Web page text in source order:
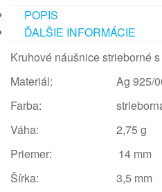
POPIS
ĎALŠIE INFORMÁCIE
Kruhové náušnice strieborné
Materiál: Ag 925/
Farba:
Váha: 2,75 g
Priemer: 14 mm
Šírka: 3,5 mm